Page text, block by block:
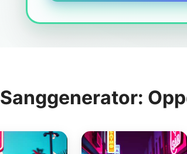
Sanggenerator: